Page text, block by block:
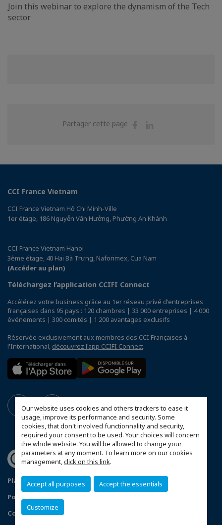
Our website uses cookies and others trackers to ease it
usage, improve its performance and security. Some
cookies, that don't involved functionnality and security,
required your consent to be used. Your choices will concern
the whole website. You will be allowed to change your
parameters at any moment. To learn more on our cookies
management,click on this link.
Accept all purposes Accept the essentials
Customize
Join this webinar to explore the dynamism of the Tech
sector
Partager cette page
Partager
CCI France Vietnam
CCI France Vietnam Hô Chi Minh-Ville
1er étage, 186 Nguyễn Văn Hưởng, Phường An Khánh
CCI France Vietnam Hanoi
3ème étage, 40 Hai Bà Trưng, Naforimex, Cua Nam
(Accéder au plan)
Téléchargez l’application CCIFI Connect
Accélérez votre business grâce au 1er réseau privé d'entreprises
françaises dans 95 pays : 120 chambres | 33 000 entreprises | 4 000
événements | 300 comités | 1 200 avantages exclusifs
Réservée exclusivement aux membres des CCI Françaises à
l'International, découvrez l'app CCIFI Connect.
Plan du site
Mentions légales
Politique de confidentialité
Configurer vos préférences cookies